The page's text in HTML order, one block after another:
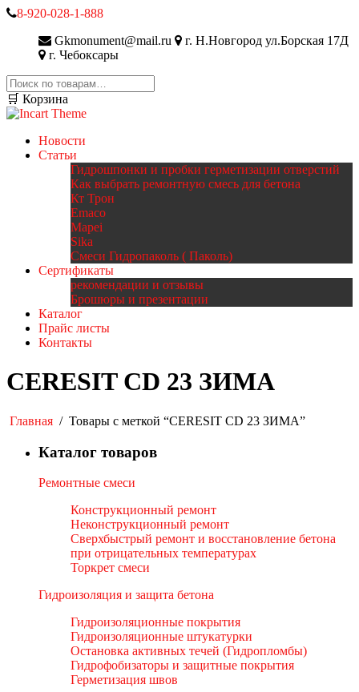
8-920-028-1-888
Gkmonument@mail.ru
г. Н.Новгород ул.Борская 17Д
г. Чебоксары
Искать:
🛒 Корзина
Новости
Статьи
Гидрошпонки и пробки герметизации отверстий
Как выбрать ремонтную смесь для бетона
Кт Трон
Emaco
Mapei
Sika
Смеси Гидропаколь ( Паколь)
Сертификаты
рекомендации и отзывы
Брошюры и презентации
Каталог
Прайс листы
Контакты
CERESIT CD 23 ЗИМА
Главная / Товары с меткой “CERESIT CD 23 ЗИМА”
Каталог товаров
Ремонтные смеси
Конструкционный ремонт
Неконструкционный ремонт
Сверхбыстрый ремонт и восстановление бетона
при отрицательных температурах
Торкрет смеси
Гидроизоляция и защита бетона
Гидроизоляционные покрытия
Гидроизоляционные штукатурки
Остановка активных течей (Гидропломбы)
Гидрофобизаторы и защитные покрытия
Герметизация швов